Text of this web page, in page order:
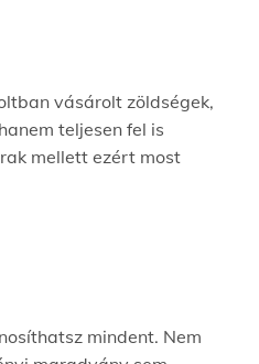
vásárolt zöldségek,
teljesen fel is
mellett ezért most
mindent. Nem